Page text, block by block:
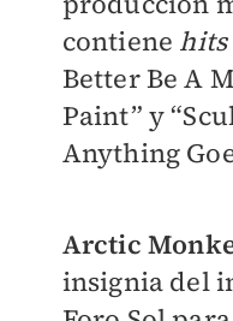
contiene hits
Better Be A
Paint” y
Anything
Arctic
insignia del